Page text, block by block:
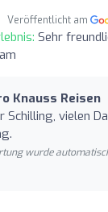
Veröffentlicht am
Sehr
Knauss Reisen
Schilling, vielen
wurde